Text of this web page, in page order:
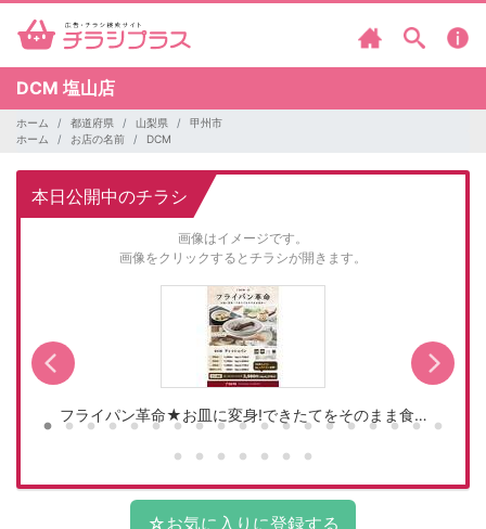
DCM 塩山店
ホーム 都道府県 山梨県
甲州市
ホーム
お店の名前 DCM
本日公開中のチラシ
画像はイメージです。
画像をクリックするとチラシが開きます。
フライパン革命★お皿に変身!できたてをそのまま食…